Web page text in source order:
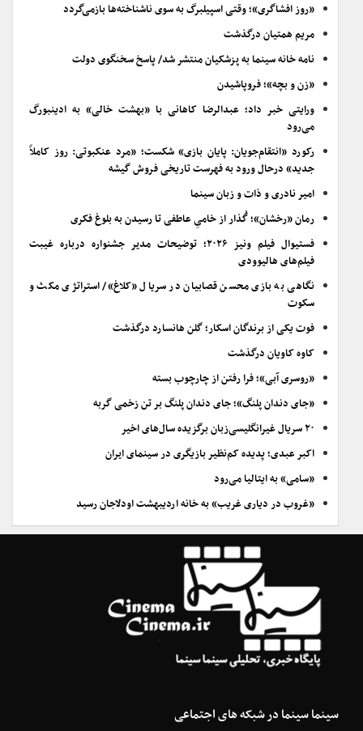
«روز افشاگری»؛ وقتی اسپیلبرگ به سوی ناشناخته‌ها بازمی‌گردد
مریم همتیان درگذشت
نامه خانه سینما به پزشکیان منتشر شد/ پاسخ سخنگوی دولت
«زن و بچه»؛ فروپاشیدن
ورایتی خبر داد؛ عبدالرضا کاهانی با «بهشت خالی» به ادینبورگ
می‌رود
رکورد «انتقام‌جویان: پایان بازی» شکست؛ «مرد عنکبوتی: روز کاملاً
جدید» درحال ورود به فهرست تاریخی فروش گیشه
امیر نادری و ذات و زبان سینما
رمان «رخشان»؛ گُذار از خامیِ عاطفی تا رسیدن به بلوغ فکری
فستیوال فیلم ونیز ۲۰۲۶؛ توضیحات مدیر جشنواره درباره غیبت
فیلم‌های هالیوودی
نگاهی به بازی محسن قصابیان در سریال «کلاغ»/ استراتژی مکث و
سکوت
فوت یکی از برندگان اسکار؛ گلن هانسارد درگذشت
کاوه کاویان درگذشت
«روسری آبی»؛ فرا رفتن از چارچوب بسته
«جای دندان پلنگ»؛ جای دندان پلنگ بر تن زخمی گربه
۲۰ سریال غیرانگلیسی‌زبان برگزیده سال‌های اخیر
اکبر عبدی؛ پدیده کم‌نظیر بازیگری در سینمای ایران
«سامی» به ایتالیا می‌رود
«غروب در دیاری غریب» به خانه اردیبهشت اودلاجان رسید
سینما سینما در شبکه های اجتماعی